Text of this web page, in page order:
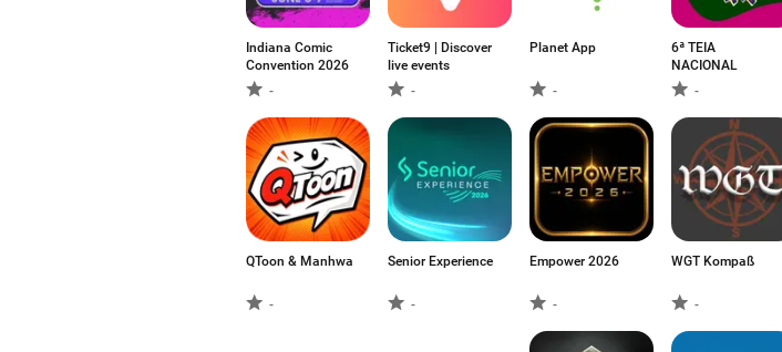
Indiana Comic
Convention 2026
-
Ticket9 | Discover
live events
-
Planet App
-
6ª TEIA
NACIONAL
-
QToon & Manhwa
-
Senior Experience
-
Empower 2026
-
WGT Kompaß
-